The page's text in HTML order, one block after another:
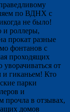
по ВДНХ с
не было!
и роллеры,
прокат разные
фонтанов с
проходящих
от
гиканьем! Кто
парки
и
прочла в отзывах,
домов